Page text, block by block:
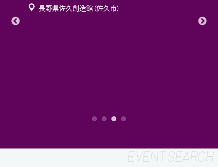
長野県佐久創造館（佐久市）